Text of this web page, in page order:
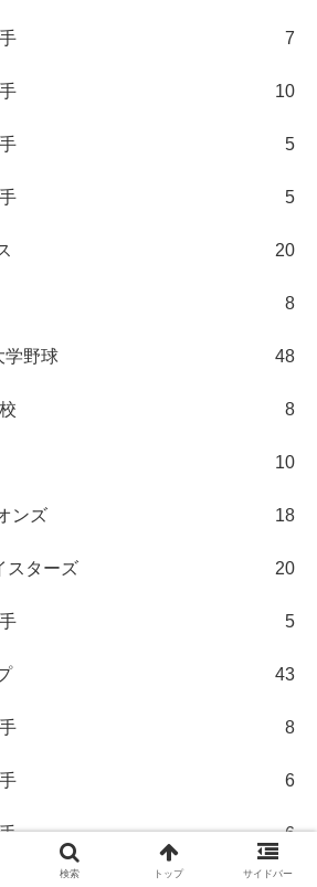
7
10
5
5
20
8
学野球 48
8
10
ンズ 18
スターズ 20
5
43
8
6
6
検索 トップ サイドバー